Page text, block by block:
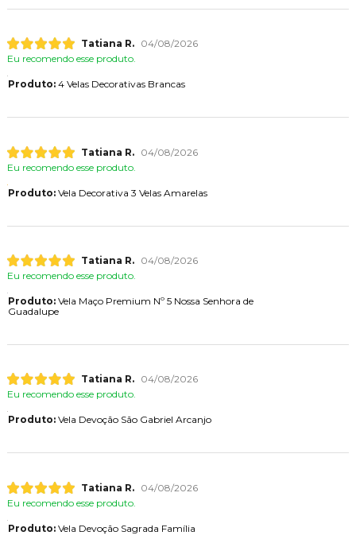
Tatiana R.
04/08/2026
Eu recomendo esse produto.
Produto:4 Velas Decorativas Brancas
Tatiana R.
04/08/2026
Eu recomendo esse produto.
Produto:Vela Decorativa 3 Velas Amarelas
Tatiana R.
04/08/2026
Eu recomendo esse produto.
Produto:Vela Maço Premium Nº 5 Nossa Senhora de
Guadalupe
Tatiana R.
04/08/2026
Eu recomendo esse produto.
Produto:Vela Devoção São Gabriel Arcanjo
Tatiana R.
04/08/2026
Eu recomendo esse produto.
Produto:Vela Devoção Sagrada Família